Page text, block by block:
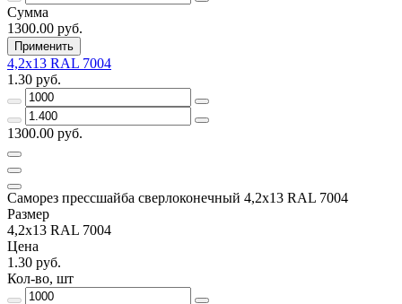
Сумма
1300.00 руб.
Применить
4,2х13 RAL 7004
1.30 руб.
1300.00 руб.
Саморез прессшайба сверлоконечный 4,2х13 RAL 7004
Размер
4,2х13 RAL 7004
Цена
1.30 руб.
Кол-во, шт